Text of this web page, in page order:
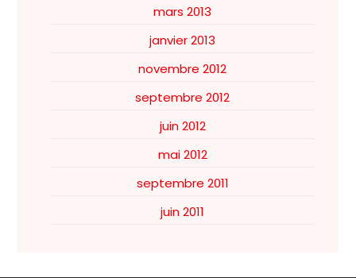
mars 2013
janvier 2013
novembre 2012
septembre 2012
juin 2012
mai 2012
septembre 2011
juin 2011